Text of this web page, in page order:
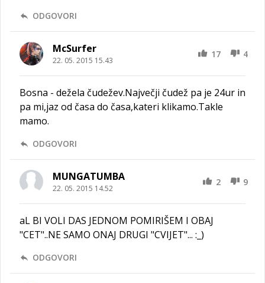
ODGOVORI
McSurfer
22. 05. 2015 15.43
17 4
Bosna - dežela čudežev.Največji čudež pa je 24ur in
pa mi,jaz od časa do časa,kateri klikamo.Takle
mamo.
ODGOVORI
MUNGATUMBA
22. 05. 2015 14.52
2 9
aL BI VOLI DAS JEDNOM POMIRIŠEM I OBAJ
"CET"..NE SAMO ONAJ DRUGI "CVIJET"... :_)
ODGOVORI